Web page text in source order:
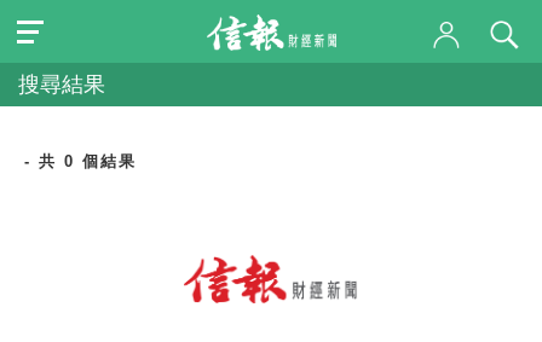
搜尋結果
- 共 0 個結果